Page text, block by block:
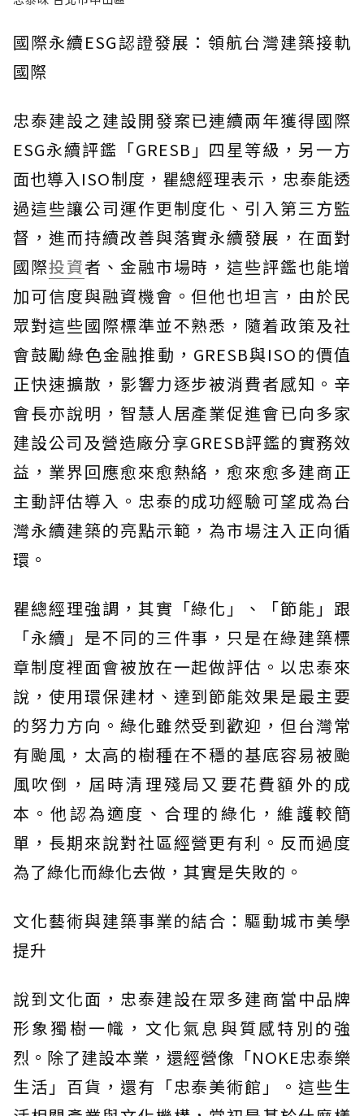
國際永續ESG認證發展：領航台灣建築接軌
國際
忠泰建設之建設開發案已連續兩年獲得國際
ESG永續評鑑「GRESB」四星等級，另一方
面也導入ISO制度，瞿總經理表示，忠泰能透
過這些讓公司運作更制度化、引入第三方監
督，進而持續改善與落實永續發展，在面對
國際投資者、金融市場時，這些評鑑也能增
加可信度與融資機會。但他也坦言，由於民
眾對這些國際標準並不熟悉，隨着政策及社
會鼓勵綠色金融推動，GRESB與ISO的價值
正快速擴散，影響力逐步被消費者感知。辛
會長亦說明，智慧人居產業促進會已向多家
建設公司及營造廠分享GRESB評鑑的實務效
益，業界回應愈來愈熱絡，愈來愈多建商正
主動評估導入。忠泰的成功經驗可望成為台
灣永續建築的亮點示範，為市場注入正向循
環。
瞿總經理強調，其實「綠化」、「節能」跟
「永續」是不同的三件事，只是在綠建築標
章制度裡面會被放在一起做評估。以忠泰來
說，使用環保建材、達到節能效果是最主要
的努力方向。綠化雖然受到歡迎，但台灣常
有颱風，太高的樹種在不穩的基底容易被颱
風吹倒，屆時清理殘局又要花費額外的成
本。他認為適度、合理的綠化，維護較簡
單，長期來說對社區經營更有利。反而過度
為了綠化而綠化去做，其實是失敗的。
文化藝術與建築事業的結合：驅動城市美學
提升
說到文化面，忠泰建設在眾多建商當中品牌
形象獨樹一幟，文化氣息與質感特別的強
烈。除了建設本業，還經營像「NOKE忠泰樂
生活」百貨，還有「忠泰美術館」。這些生